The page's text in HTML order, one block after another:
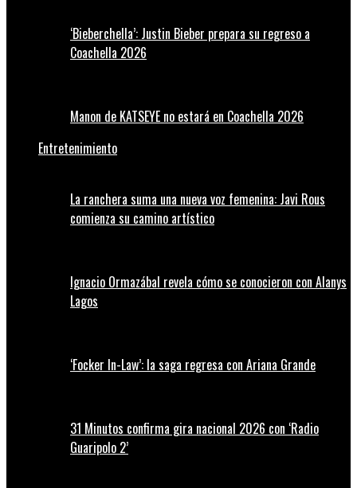
‘Bieberchella’: Justin Bieber prepara su regreso a
Coachella 2026
Manon de KATSEYE no estará en Coachella 2026
Entretenimiento
La ranchera suma una nueva voz femenina: Javi Rous
comienza su camino artístico
Ignacio Ormazábal revela cómo se conocieron con Alanys
Lagos
‘Focker In-Law’: la saga regresa con Ariana Grande
31 Minutos confirma gira nacional 2026 con ‘Radio
Guaripolo 2’